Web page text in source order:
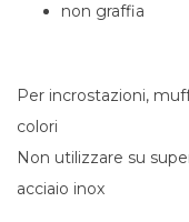
non graffia
Per incrostazioni,
colori
Non utilizzare su
acciaio inox